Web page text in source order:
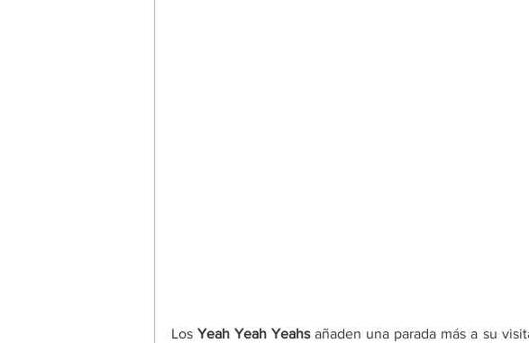
Los Yeah Yeah Yeahs añaden una parada más a su